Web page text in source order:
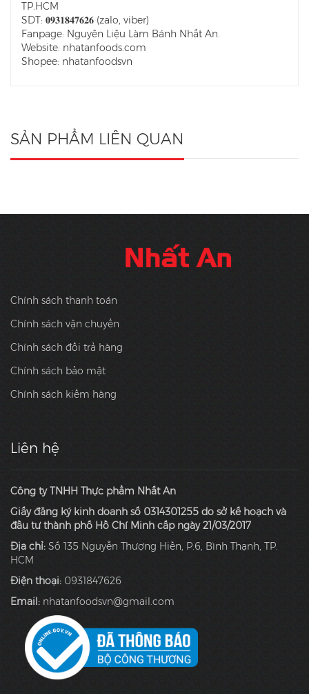
TP.HCM
SDT: 𝟎𝟗𝟑𝟏𝟖𝟒𝟕𝟔𝟐𝟔 (zalo, viber)
Fanpage: Nguyên Liệu Làm Bánh Nhất An.
Website: nhatanfoods.com
Shopee: nhatanfoodsvn
SẢN PHẨM LIÊN QUAN
Chính sách thanh toán
Chính sách vận chuyển
Chính sách đổi trả hàng
Chính sách bảo mật
Chính sách kiểm hàng
Liên hệ
Công ty TNHH Thực phẩm Nhất An
Giấy đăng ký kinh doanh số 0314301255 do sở kế hoạch và
đầu tư thành phố Hồ Chí Minh cấp ngày 21/03/2017
Địa chỉ: Số 135 Nguyễn Thượng Hiền, P.6, Bình Thạnh, TP.
HCM
Điện thoại: 0931847626
Email: nhatanfoodsvn@gmail.com